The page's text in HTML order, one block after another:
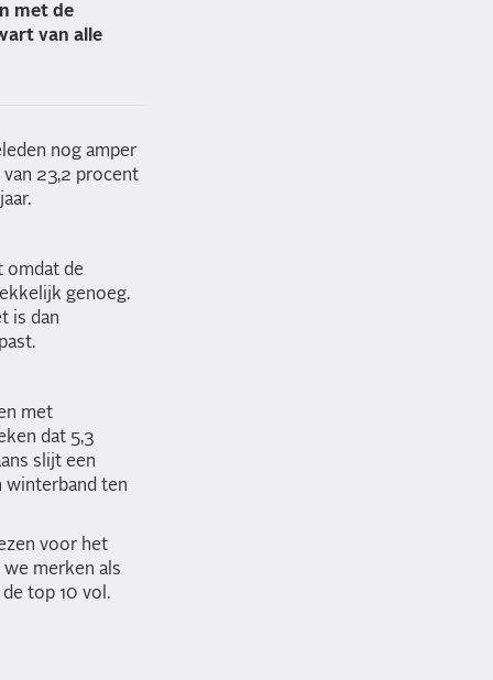
met de
van alle
nog amper
23,2 procent
omdat de
genoeg.
is dan
met
dat 5,3
slijt een
winterband ten
voor het
merken als
top 10 vol.